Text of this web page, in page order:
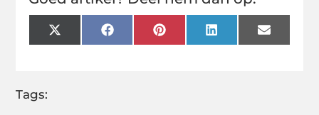
X
(Twitter)
FacebookPinterestLinkedInEmail
Tags: